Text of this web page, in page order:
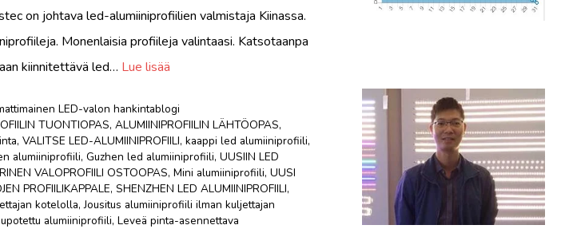
on johtava led-alumiiniprofiilien valmistaja Kiinassa.
Monenlaisia ​​profiileja valintaasi. Katsotaanpa
kiinnitettävä led… Lue lisää
LED-valon hankintablogi
TUONTIOPAS,ALUMIINIPROFIILIN LÄHTÖOPAS,
, VALITSE LED-ALUMIINIPROFIILI, kaappi led alumiiniprofiili,
alumiiniprofiili, Guzhen led alumiiniprofiili, UUSIIN LED
VALOPROFIILI OSTOOPAS, Mini alumiiniprofiili, UUSI
PROFIILIKAPPALE, SHENZHEN LED ALUMIINIPROFIILI,
kotelolla,Jousitus alumiiniprofiili ilman kuljettajan
alumiiniprofiili, Leveä pinta-asennettava